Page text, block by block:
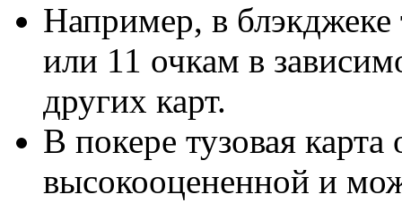
Например, в
или 11 очкам в
других карт.
В покере тузовая
высокооцененной и